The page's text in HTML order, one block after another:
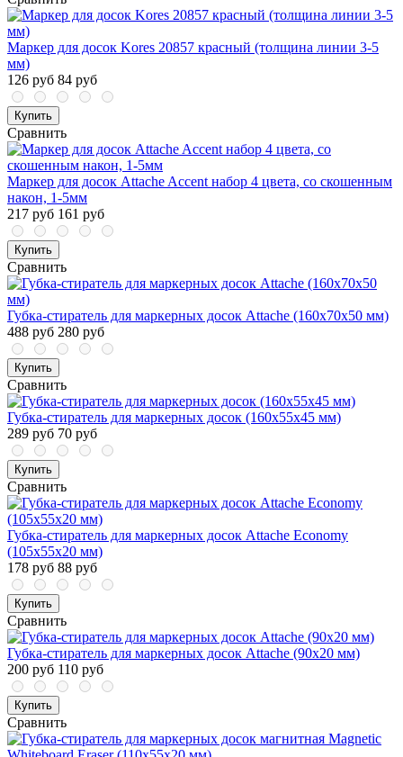
Маркер для досок Kores 20857 красный (толщина линии 3-5
мм)
126 руб 84 руб
Купить
Сравнить
Маркер для досок Attache Accent набор 4 цвета, со скошенным
након, 1-5мм
217 руб 161 руб
Купить
Сравнить
Губка-стиратель для маркерных досок Attache (160x70x50 мм)
488 руб 280 руб
Купить
Сравнить
Губка-стиратель для маркерных досок (160x55x45 мм)
289 руб 70 руб
Купить
Сравнить
Губка-стиратель для маркерных досок Attache Economy
(105x55x20 мм)
178 руб 88 руб
Купить
Сравнить
Губка-стиратель для маркерных досок Attache (90x20 мм)
200 руб 110 руб
Купить
Сравнить